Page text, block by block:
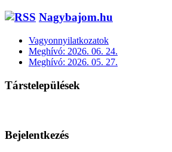
Nagybajom.hu
Vagyonnyilatkozatok
Meghívó: 2026. 06. 24.
Meghívó: 2026. 05. 27.
Társtelepülések
Bejelentkezés